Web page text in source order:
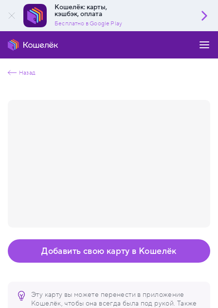
Кошелёк: карты,
кэшбэк, оплата
Бесплатно в Google Play
Назад
Эту карту вы можете перенести в приложение
Кошелёк, чтобы она всегда была под рукой. Также
Добавить свою карту в Кошелёк